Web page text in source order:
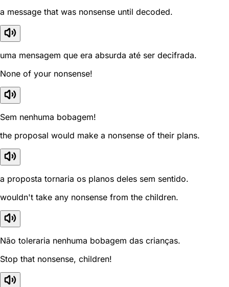
a message that was nonsense until decoded.
uma mensagem que era absurda até ser decifrada.
None of your nonsense!
Sem nenhuma bobagem!
the proposal would make a nonsense of their plans.
a proposta tornaria os planos deles sem sentido.
wouldn't take any nonsense from the children.
Não toleraria nenhuma bobagem das crianças.
Stop that nonsense, children!